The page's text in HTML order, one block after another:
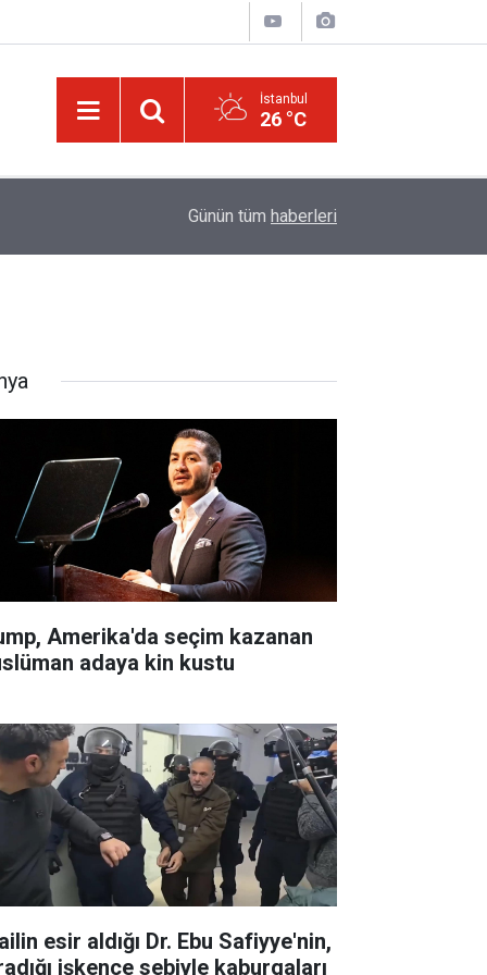
İstanbul
26 °C
Güldüren de O’dur, ağlatan da O’dur, öldüren de
Günün tüm haberleri
Amerika'da seçim kazanan
adaya kin kustu
esir aldığı Dr. Ebu Safiyye'nin,
işkence sebiyle kaburgaları